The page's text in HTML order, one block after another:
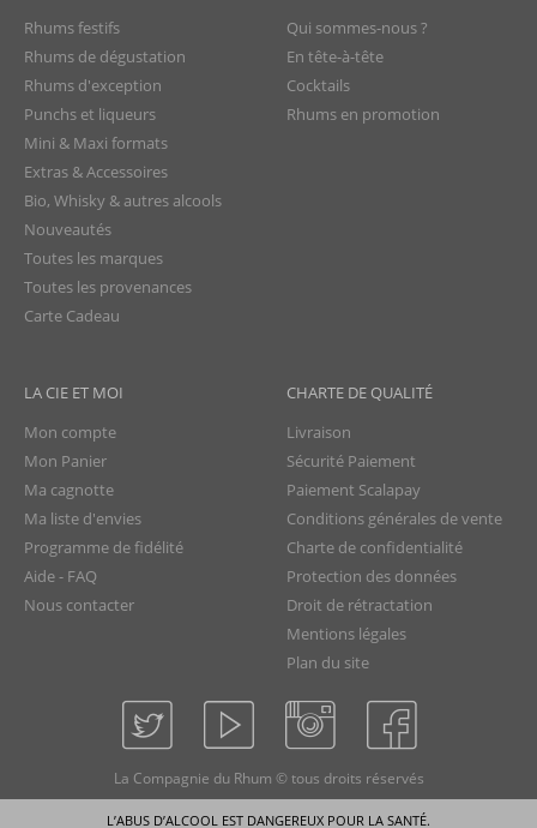
Rhums festifs
Rhums de dégustation
Rhums d'exception
Punchs et liqueurs
Mini & Maxi formats
Extras & Accessoires
Bio, Whisky & autres alcools
Nouveautés
Toutes les marques
Toutes les provenances
Carte Cadeau
Qui sommes-nous ?
En tête-à-tête
Cocktails
Rhums en promotion
LA CIE ET MOI
Mon compte
Mon Panier
Ma cagnotte
Ma liste d'envies
Programme de fidélité
Aide - FAQ
Nous contacter
CHARTE DE QUALITÉ
Livraison
Sécurité Paiement
Paiement Scalapay
Conditions générales de vente
Charte de confidentialité
Protection des données
Droit de rétractation
Mentions légales
Plan du site
La Compagnie du Rhum © tous droits réservés
L’ABUS D’ALCOOL EST DANGEREUX POUR LA SANTÉ.